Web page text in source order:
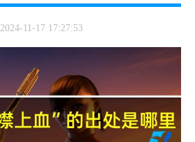
2024-11-17 17:27:53